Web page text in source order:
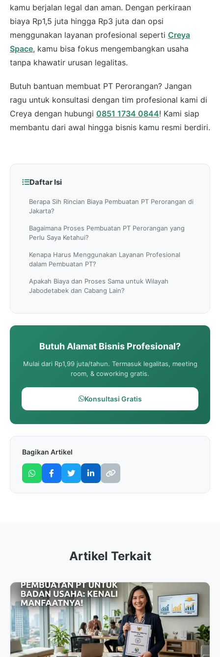
kamu berjalan legal dan aman. Dengan perkiraan
biaya Rp1,5 juta hingga Rp3 juta dan opsi
menggunakan layanan profesional seperti Creya
Space, kamu bisa fokus mengembangkan usaha
tanpa khawatir urusan legalitas.
Butuh bantuan membuat PT Perorangan? Jangan
ragu untuk konsultasi dengan tim profesional kami di
Creya dengan hubungi 0851 1734 0844! Kami siap
membantu dari awal hingga bisnis kamu resmi berdiri.
Daftar Isi
Berapa Sih Rincian Biaya Pembuatan PT Perorangan di
Jakarta?
Bagaimana Proses Pembuatan PT Perorangan yang
Perlu Saya Ketahui?
Kenapa Harus Menggunakan Layanan Profesional
dalam Pembuatan PT?
Apakah Biaya dan Proses Sama untuk Wilayah
Jabodetabek dan Cabang Lain?
Butuh Alamat Bisnis Profesional?
Mulai dari Rp1,99 juta/tahun. Termasuk legalitas, meeting
room, & coworking gratis.
Konsultasi Gratis
Bagikan Artikel
Artikel Terkait